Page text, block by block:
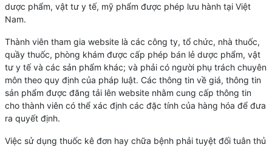
dược phẩm, vật tư y tế, mỹ phẩm được phép lưu hành tại Việt
Nam.
Thành viên tham gia website là các công ty, tổ chức, nhà thuốc,
quầy thuốc, phòng khám được cấp phép bán lẻ dược phẩm, vật
tư y tế và các sản phẩm khác; và phải có người phụ trách chuyên
môn theo quy định của pháp luật. Các thông tin về giá, thông tin
sản phẩm được đăng tải lên website nhằm cung cấp thông tin
cho thành viên có thể xác định các đặc tính của hàng hóa để đưa
ra quyết định.
Việc sử dụng thuốc kê đơn hay chữa bệnh phải tuyệt đối tuân thủ